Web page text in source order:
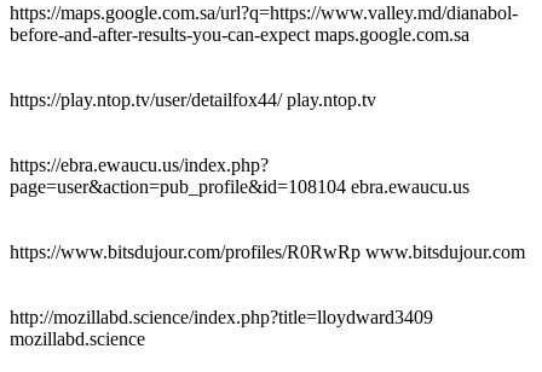
https://maps.google.com.sa/url?q=https://www.valley.md/dianabol-
before-and-after-results-you-can-expect maps.google.com.sa
https://play.ntop.tv/user/detailfox44/ play.ntop.tv
https://ebra.ewaucu.us/index.php?
page=user&action=pub_profile&id=108104 ebra.ewaucu.us
https://www.bitsdujour.com/profiles/R0RwRp www.bitsdujour.com
http://mozillabd.science/index.php?title=lloydward3409
mozillabd.science